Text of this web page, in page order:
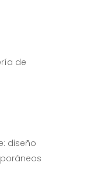
de
diseño